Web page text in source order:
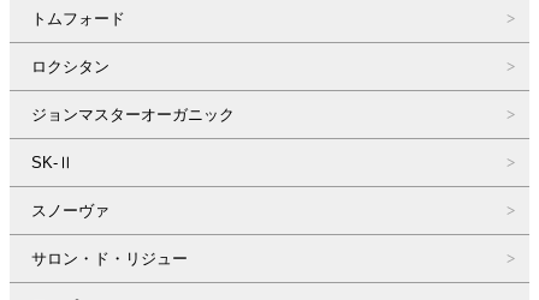
トムフォード
ロクシタン
ジョンマスターオーガニック
SK-Ⅱ
スノーヴァ
サロン・ド・リジュー